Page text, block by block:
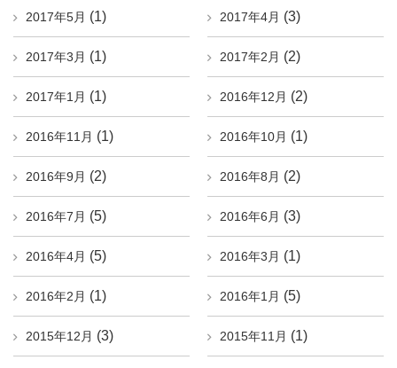
2017年5月 (1) 2017年4月 (3)
2017年3月 (1) 2017年2月 (2)
2017年1月 (1) 2016年12月 (2)
2016年11月 (1) 2016年10月 (1)
2016年9月 (2) 2016年8月 (2)
2016年7月 (5) 2016年6月 (3)
2016年4月 (5) 2016年3月 (1)
2016年2月 (1) 2016年1月 (5)
2015年12月 (3) 2015年11月 (1)